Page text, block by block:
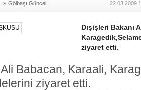
Mikail
Gölbaşı
İNCEK
» Gölbaşı Güncel 22.03.2009
Dışişleri Bakanı
ziyaret etti.
Ali Babacan, Karaali,
ziyaret etti.